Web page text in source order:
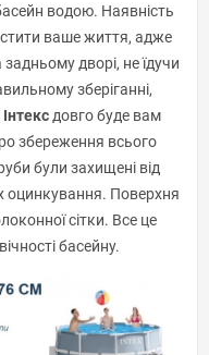
водою. Наявність
ваше життя, адже
дворі, не їдучи
зберіганні,
довго буде вам
збереження всього
були захищені від
оцинкування. Поверхня
сітки. Все це
басейну.